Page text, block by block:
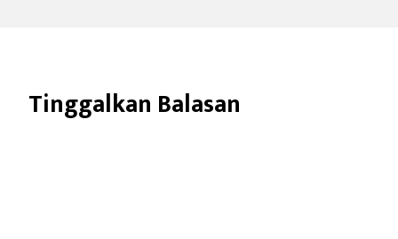
Tinggalkan Balasan